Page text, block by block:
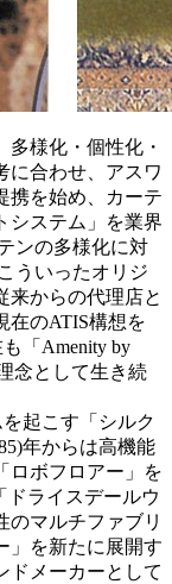
多様化・個性化・
に合わせ、アスワ
携を始め、カーテ
システム」を業界
ンの多様化に対
ういったオリジ
来からの代理店と
在のATIS構想を
「Amenity by
念として生き続
起こす「シルク
年からは高機能
ロボフロアー」を
ドライスデールウ
のマルチファブリ
」を新たに展開す
ドメーカーとして